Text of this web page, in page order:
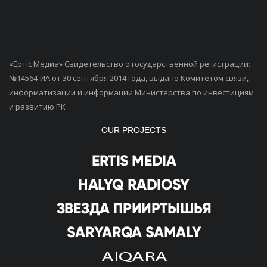
«Ертiс Медиа» Свидетельство о государственной регистрации:
№14564-ИА от 30 сентября 2014 года, выдано Комитетом связи,
информатизации и информации Министерства по инвестициям
и развитию РК
OUR PROJECTS